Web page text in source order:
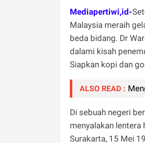
Mediapertiwi,id-
Malaysia meraih
beda bidang. Dr
dalami kisah
Siapkan kopi dan
ALSO READ :
Di sebuah negeri
menyalakan
Surakarta, 15 Mei